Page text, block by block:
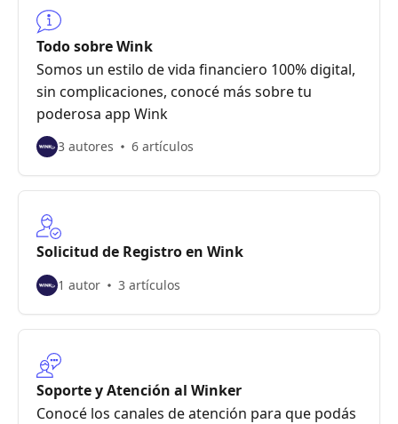
Todo sobre Wink
Somos un estilo de vida financiero 100% digital,
sin complicaciones, conocé más sobre tu
poderosa app Wink
3 autores 6 artículos
Solicitud de Registro en Wink
1 autor 3 artículos
Soporte y Atención al Winker
Conocé los canales de atención para que podás